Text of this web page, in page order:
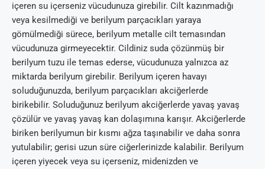
içeren su içerseniz vücudunuza girebilir. Cilt kazınmadığı
veya kesilmediği ve berilyum parçacıkları yaraya
gömülmediği sürece, berilyum metalle cilt temasından
vücudunuza girmeyecektir. Cildiniz suda çözünmüş bir
berilyum tuzu ile temas ederse, vücudunuza yalnızca az
miktarda berilyum girebilir. Berilyum içeren havayı
soluduğunuzda, berilyum parçacıkları akciğerlerde
birikebilir. Soluduğunuz berilyum akciğerlerde yavaş yavaş
çözülür ve yavaş yavaş kan dolaşımına karışır. Akciğerlerde
biriken berilyumun bir kısmı ağza taşınabilir ve daha sonra
yutulabilir; gerisi uzun süre ciğerlerinizde kalabilir. Berilyum
içeren yiyecek veya su içerseniz, midenizden ve